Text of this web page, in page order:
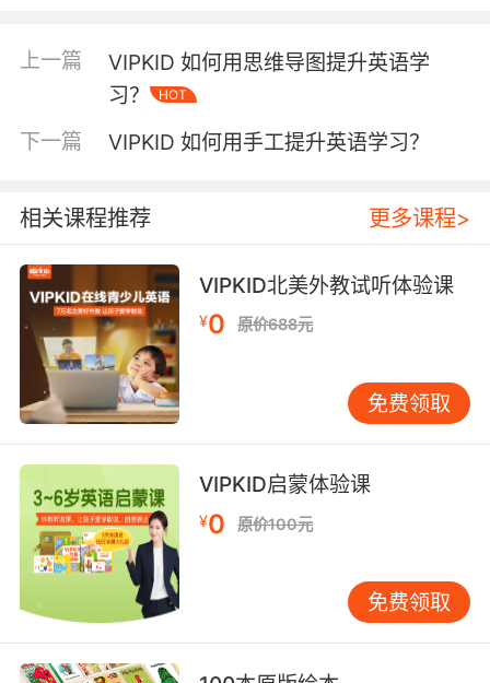
语言训练工具，使运动皮层与韦尼克区的联动达
到最优状态。 二、多模态教学设计原则 在
VIPKID的教研体系中，手工制作指导遵循三维一
体设计原则。时间维度上，3-5岁学员侧重触觉
探索，通过捏橡皮泥认识颜色单词；6-8岁引入
diagonally；9岁以上则强调项目式创作，用环保
材料设计future city并进行英文解说。这种分层
设计源自皮亚杰认知发展理论，确保教学节奏与
儿童心智成长同步。 空间维度的设计更具创新
性。外教常将工作台布置成语言实验室，在制作
复活节彩蛋时划分原料区（eggs, dye）、工具区
（spoon, brush）、成品区（colorful eggs），
每个区域对应特定词汇库。这种空间锚定策略使
词汇记忆准确率提升至89%（VIPKID内部测评数
据）。更巧妙的是，错误示范被设计为教学节
点，当学员将胶水误涂在错误位置时，外教顺势
讲解glue should be applied evenly，将问题转
化为语言学习契机。 三、文化融合的创新实践
VIPKID的手工课程突破了文化壁垒，创造出独特
的跨文化学习模式。在春节主题课中，外教不仅
教授red envelopelantern等词汇，更引导学员用
英文解读春联的文化内涵。这种双向文化浸润在
上一篇
VIPKID 如何用思维导图提升英语学
习？
HOT
下一篇 VIPKID 如何用手工提升英语学习？
相关课程推荐 更多课程>
VIPKID北美外教试听体验课
¥0 原价688元
免费领取
VIPKID启蒙体验课
¥0 原价100元
免费领取